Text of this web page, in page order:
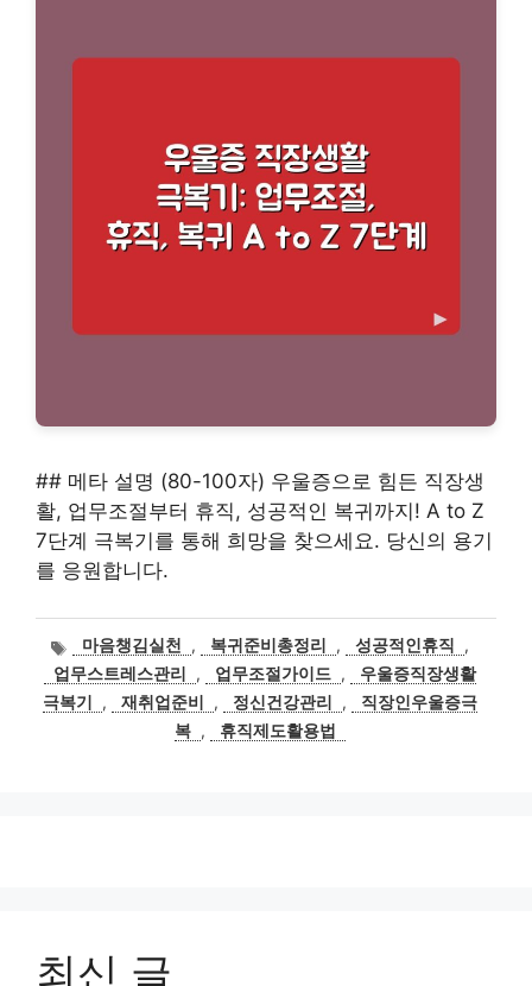
## 메타 설명 (80-100자) 우울증으로 힘든 직장생
활, 업무조절부터 휴직, 성공적인 복귀까지! A to Z
7단계 극복기를 통해 희망을 찾으세요. 당신의 용기
를 응원합니다.
태
그
마음챙김실천 , 복귀준비총정리 , 성공적인휴직
,
업무스트레스관리
, 업무조절가이드 ,
우울증직장생활
극복기
, 재취업준비 , 정신건강관리 ,
직장인우울증극
복 , 휴직제도활용법
최신 글